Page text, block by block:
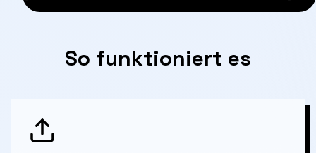
So funktioniert es